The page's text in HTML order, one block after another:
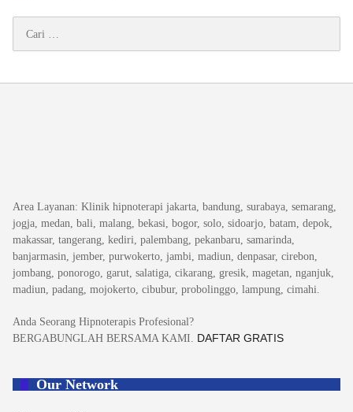
untuk:
Area Layanan: Klinik hipnoterapi jakarta, bandung, surabaya, semarang,
jogja, medan, bali, malang, bekasi, bogor, solo, sidoarjo, batam, depok,
makassar, tangerang, kediri, palembang, pekanbaru, samarinda,
banjarmasin, jember, purwokerto, jambi, madiun, denpasar, cirebon,
jombang, ponorogo, garut, salatiga, cikarang, gresik, magetan, nganjuk,
madiun, padang, mojokerto, cibubur, probolinggo, lampung, cimahi.
Anda Seorang Hipnoterapis Profesional?
BERGABUNGLAH BERSAMA KAMI. DAFTAR GRATIS
Our Network